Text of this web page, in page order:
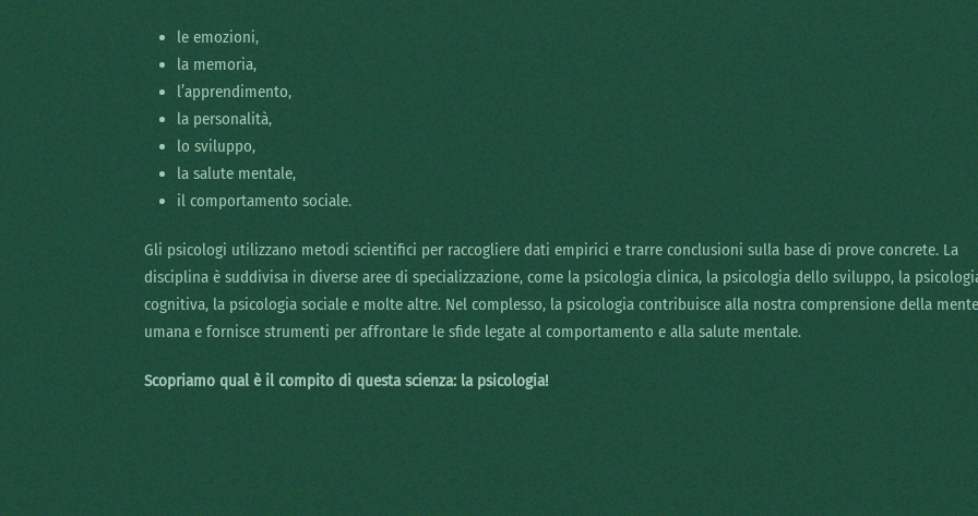
le emozioni,
la memoria,
l’apprendimento,
la personalità,
lo sviluppo,
la salute mentale,
il comportamento sociale.
Gli psicologi utilizzano metodi scientifici per raccogliere dati empirici e trarre conclusioni sulla base di prove concrete. La
disciplina è suddivisa in diverse aree di specializzazione, come la psicologia clinica, la psicologia dello sviluppo, la
cognitiva, la psicologia sociale e molte altre. Nel complesso, la psicologia contribuisce alla nostra comprensione della mente
umana e fornisce strumenti per affrontare le sfide legate al comportamento e alla salute mentale.
Scopriamo qual è il compito di questa scienza: la psicologia!